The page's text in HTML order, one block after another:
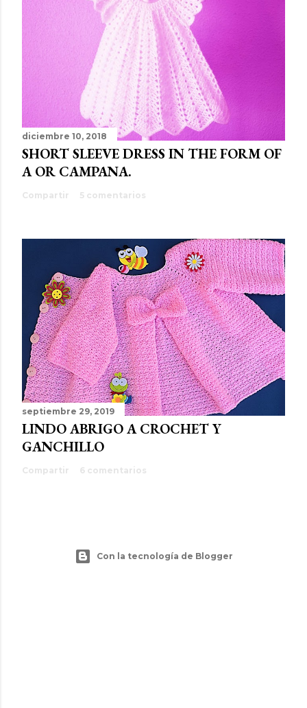
diciembre 10, 2018
SHORT SLEEVE DRESS IN THE FORM OF
A OR CAMPANA.
Compartir 5 comentarios
septiembre 29, 2019
LINDO ABRIGO A CROCHET Y
GANCHILLO
Compartir 6 comentarios
Con la tecnología de Blogger